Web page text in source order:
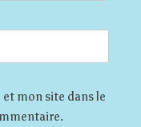
mon site dans le